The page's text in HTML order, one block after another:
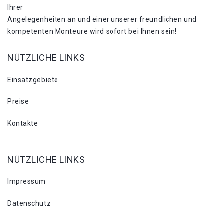
Ihrer
Angelegenheiten an und einer unserer freundlichen und
kompetenten Monteure wird sofort bei Ihnen sein!
NÜTZLICHE LINKS
Einsatzgebiete
Preise
Kontakte
NÜTZLICHE LINKS
Impressum
Datenschutz